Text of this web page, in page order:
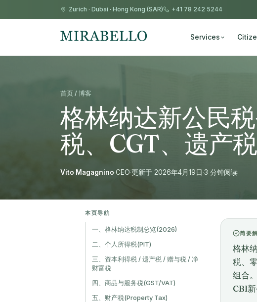
Zurich · Dubai · Hong Kong (SAR) +41 78 242 5244
Services
首页 / 博客
格林纳达新公民
税、CGT、遗产
Vito Magagnino·CEO·更新于 2026年4月19日·3 分钟阅读
本页导航
一、格林纳达税制总览(2026)
二、个人所得税(PIT)
三、资本利得税 / 遗产税 / 赠与税 / 净
财富税
四、商品与服务税(GST/VAT)
五、财产税(Property Tax)
简要
格林
税、
组合
CBI